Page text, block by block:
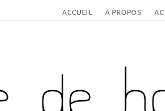
ACCUEIL À PROPOS